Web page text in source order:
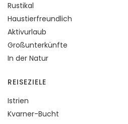
Rustikal
Haustierfreundlich
Aktivurlaub
Großunterkünfte
In der Natur
REISEZIELE
Istrien
Kvarner-Bucht